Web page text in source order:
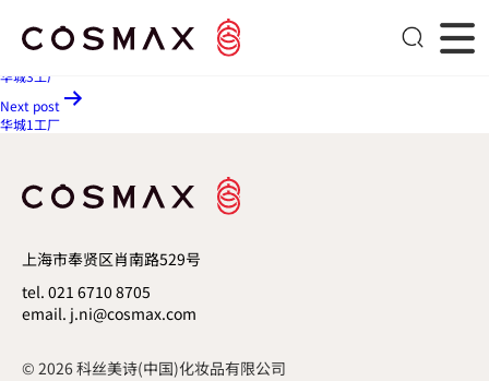
文章导航
华城3工厂
Next post
华城1工厂
上海市奉贤区肖南路529号
tel. 021 6710 8705
email. j.ni@cosmax.com
© 2026 科丝美诗(中国)化妆品有限公司